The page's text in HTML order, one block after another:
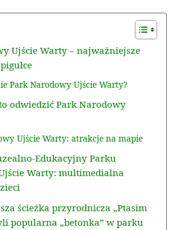
Ujście Warty – najważniejsze
Park Narodowy Ujście Warty?
odwiedzić Park Narodowy
Ujście Warty: atrakcje na mapie
Edukacyjny Parku
Warty: multimedialna
ścieżka przyrodnicza „Ptasim
popularna „betonka” w parku